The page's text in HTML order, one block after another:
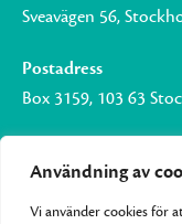
Användning av
Vi använder cookies för
Sveavägen 56,
Postadress
Box 3159, 103 63